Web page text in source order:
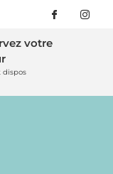
votre
dispos